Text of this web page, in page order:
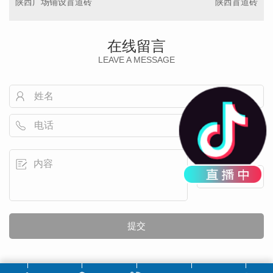
陕西广场铺设盲道砖 陕西盲道砖
在线留言
LEAVE A MESSAGE